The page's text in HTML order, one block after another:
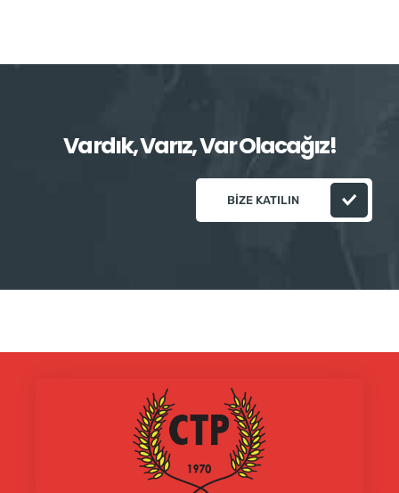
Vardık, Varız, Var Olacağız!
BIZE KATILIN